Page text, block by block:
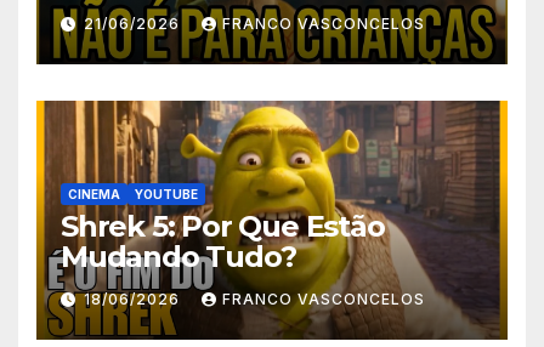
21/06/2026 FRANCO VASCONCELOS
CINEMA YOUTUBE
Shrek 5: Por Que Estão
Mudando Tudo?
18/06/2026 FRANCO VASCONCELOS